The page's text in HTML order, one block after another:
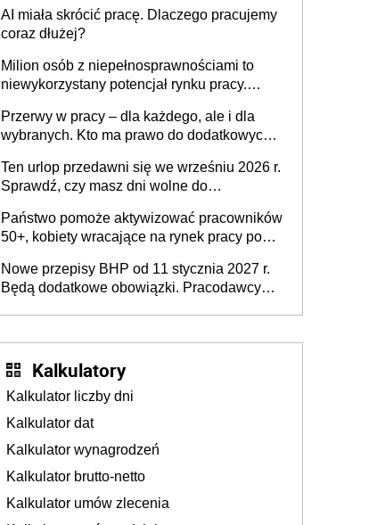
Ustaw
AI miała skrócić pracę. Dlaczego pracujemy
coraz dłużej?
Milion osób z niepełnosprawnościami to
niewykorzystany potencjał rynku pracy.
dofinansowań czy refundacji, ale bariery po
stronie systemu i świadomości
pracodawców [WYWIAD]
Przerwy w pracy – dla każdego, ale i dla
wybranych. Kto ma prawo do dodatkowych
Ten urlop przedawni się we wrześniu 2026 r.
Sprawdź, czy masz dni wolne do
Państwo pomoże aktywizować pracowników
50+, kobiety wracające na rynek pracy po
osoby neuroatypowe. Powstanie Fundusz
na rzecz Inkluzywności w Zatrudnianiu?
Nowe przepisy BHP od 11 stycznia 2027 r.
Będą dodatkowe obowiązki. Pracodawcy
Kalkulatory
Kalkulator liczby dni
Kalkulator dat
Kalkulator wynagrodzeń
Kalkulator brutto-netto
Kalkulator umów zlecenia